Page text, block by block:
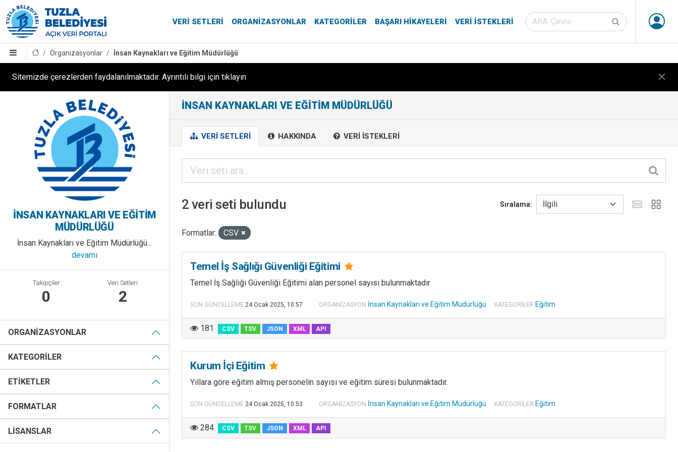
VERI SETLERI ORGANIZASYONLAR KATEGORILER BAŞARI HIKAYELERI VERI İSTEKLERI
Organizasyonlar İnsan Kaynakları ve Eğitim Müdürlüğü
Sitemizde çerezlerden faydalanılmaktadır. Ayrıntılı bilgi için tıklayın
İNSAN KAYNAKLARI VE EĞITIM
MÜDÜRLÜĞÜ
İnsan Kaynakları ve Eğitim Müdürlüğü...
devamı
Takipçiler
0
Veri Setleri
2
ORGANIZASYONLAR
KATEGORILER
ETIKETLER
FORMATLAR
LISANSLAR
İNSAN KAYNAKLARI VE EĞITIM MÜDÜRLÜĞÜ
VERI SETLERI HAKKINDA VERI İSTEKLERI
2 veri seti bulundu Sıralama
Formatlar: CSV
Temel İş Sağlığı Güvenliği Eğitimi
Temel İş Sağlığı Güvenliği Eğitimi alan personel sayısı bulunmaktadır.
SON GÜNCELLEME 24 Ocak 2025, 10:57 ORGANIZASYON İnsan Kaynakları ve Eğitim Müdürlüğü KATEGORILER Eğitim
181 CSV TSV JSON XML API
Kurum İçi Eğitim
Yıllara göre eğitim almış personelin sayısı ve eğitim süresi bulunmaktadır.
SON GÜNCELLEME 24 Ocak 2025, 10:53 ORGANIZASYON İnsan Kaynakları ve Eğitim Müdürlüğü KATEGORILER Eğitim
284 CSV TSV JSON XML API